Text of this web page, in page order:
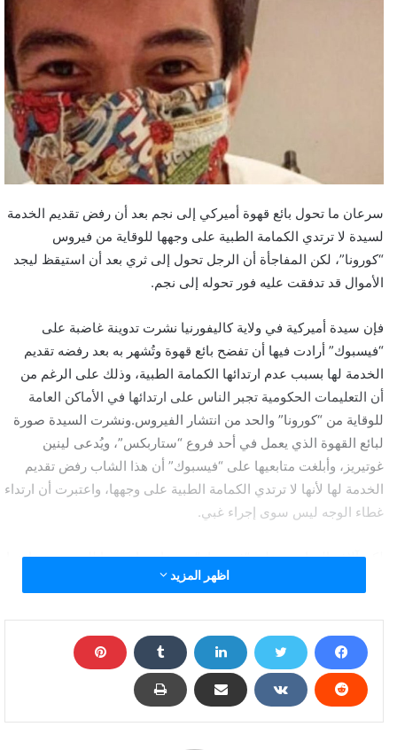
سرعان ما تحول بائع قهوة أميركي إلى نجم بعد أن رفض تقديم الخدمة
لسيدة لا ترتدي الكمامة الطبية على وجهها للوقاية من فيروس
“كورونا”، لكن المفاجأة أن الرجل تحول إلى ثري بعد أن استيقظ ليجد
الأموال قد تدفقت عليه فور تحوله إلى نجم.
فإن سيدة أميركية في ولاية كاليفورنيا نشرت تدوينة غاضبة على
“فيسبوك” أرادت فيها أن تفضح بائع قهوة وتُشهر به بعد رفضه تقديم
الخدمة لها بسبب عدم ارتدائها الكمامة الطبية، وذلك على الرغم من
أن التعليمات الحكومية تجبر الناس على ارتدائها في الأماكن العامة
للوقاية من “كورونا” والحد من انتشار الفيروس.ونشرت السيدة صورة
لبائع القهوة الذي يعمل في أحد فروع “ستاربكس”، ويُدعى لينين
غوتيريز، وأبلغت متابعيها على “فيسبوك” أن هذا الشاب رفض تقديم
الخدمة لها لأنها لا ترتدي الكمامة الطبية على وجهها، واعتبرت أن ارتداء
غطاء الوجه ليس سوى إجراء غبي.
لكن آلاف المتابعين على “فيسبوك” سرعان ما تصدوا للسيدة وتضامنوا
مع الشاب وانصبت تعليقاتهم على التأكيد بأن “ارتداء الكمامة في
كاليفورنيا أن يلتزم به”.
لكن حالة التضامن مع بائع القهوة غوتيريز لم تتوقف عند “فيسبوك”
وسرعان ما تطورت إلى تأسيس صفحة لصالحه على موقع
(GoFundMe)، وهو موقع إلكتروني متخصص بجمع التبرعات أو الدعم
اظهر المزيد